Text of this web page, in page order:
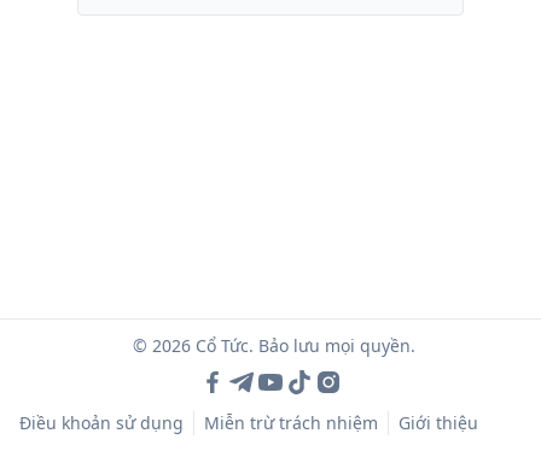
© 2026 Cổ Tức. Bảo lưu mọi quyền.
Điều khoản sử dụng Miễn trừ trách nhiệm Giới thiệu